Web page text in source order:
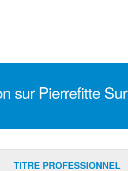
sur Pierrefitte Sur
TITRE PROFESSIONNEL